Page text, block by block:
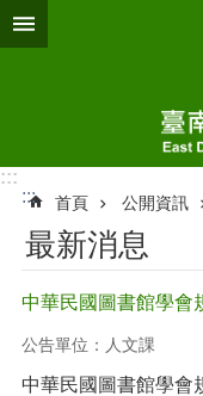
跳到主要內容區塊
:::
:::
首頁 公開資訊
最新消息
中華民國圖書館學會
公告單位：人文課
中華民國圖書館學會